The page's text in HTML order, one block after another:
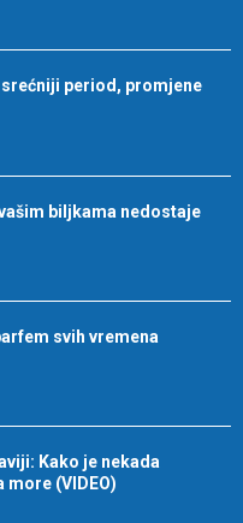
period, promjene
biljkama nedostaje
svih vremena
Kako je nekada
(VIDEO)